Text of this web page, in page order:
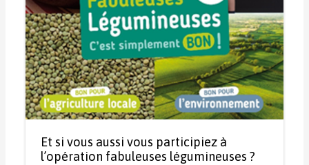
Et si vous aussi vous participiez à
l’opération fabuleuses légumineuses ?